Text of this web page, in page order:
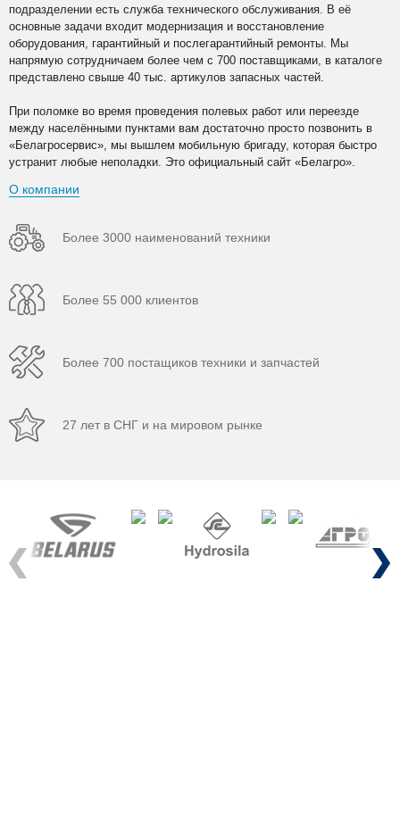
подразделении есть служба технического обслуживания. В её
основные задачи входит модернизация и восстановление
оборудования, гарантийный и послегарантийный ремонты. Мы
напрямую сотрудничаем более чем с 700 поставщиками, в каталоге
представлено свыше 40 тыс. артикулов запасных частей.
При поломке во время проведения полевых работ или переезде
между населёнными пунктами вам достаточно просто позвонить в
«Белагросервис», мы вышлем мобильную бригаду, которая быстро
устранит любые неполадки. Это официальный сайт «Белагро».
О компании
Более 3000 наименований техники
Более 55 000 клиентов
Более 700 постащиков техники и запчастей
27 лет в СНГ и на мировом рынке
Previous Next